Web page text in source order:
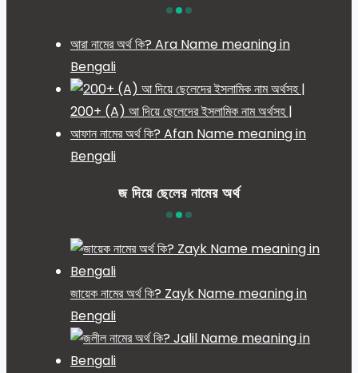
আরা নামের অর্থ কি? Ara Name meaning in
Bengali
200+ (A) আ দিয়ে ছেলেদের ইসলামিক নাম অর্থসহ |
আফান নামের অর্থ কি? Afan Name meaning in
Bengali
জ দিয়ে ছেলের নামের অর্থ
জায়েক নামের অর্থ কি? Zayk Name meaning in
Bengali